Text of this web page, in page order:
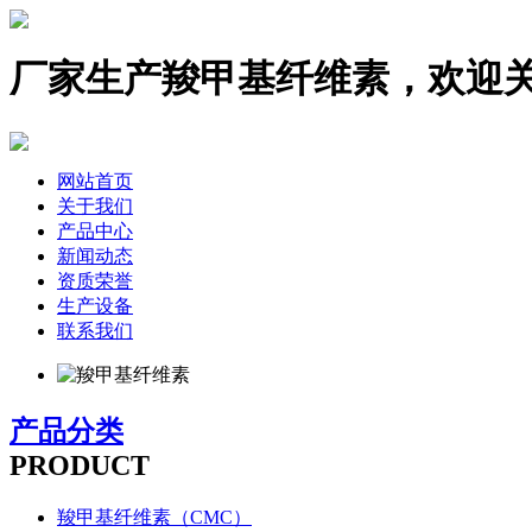
厂家生产羧甲基纤维素，欢迎
网站首页
关于我们
产品中心
新闻动态
资质荣誉
生产设备
联系我们
产品分类
PRODUCT
羧甲基纤维素（CMC）